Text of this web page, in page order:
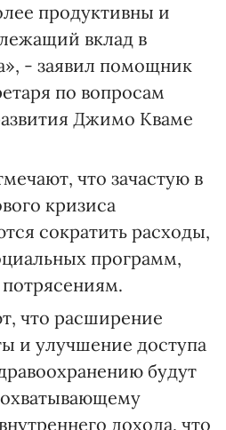
продуктивны и
вклад в
- заявил помощник
по вопросам
Джимо Кваме
что зачастую в
кризиса
сократить расходы,
программ,
что расширение
и улучшение доступа
будут
дохода, что